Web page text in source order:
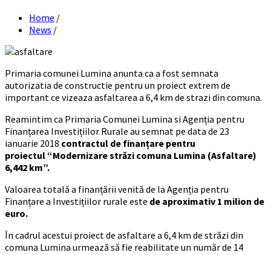
Home /
News /
Primaria comunei Lumina anunta ca a fost semnata
autorizatia de constructie pentru un proiect extrem de
important ce vizeaza asfaltarea a 6,4 km de strazi din comuna.
Reamintim ca Primaria Comunei Lumina si Agenția pentru
Finanțarea Investițiilor Rurale au semnat pe data de 23
ianuarie 2018 contractul de finanțare pentru
proiectul“Modernizare străzi comuna Lumina (Asfaltare)
6,442 km”.
Valoarea totală a finanțării venită de la Agenția pentru
Finanțare a Investițiilor rurale este de aproximativ 1 milion de
euro.
În cadrul acestui proiect de asfaltare a 6,4 km de străzi din
comuna Lumina urmează să fie reabilitate un număr de 14